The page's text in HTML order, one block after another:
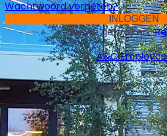
Wachtwoord vergeten?
Nieuwe gebruiker?
A&C